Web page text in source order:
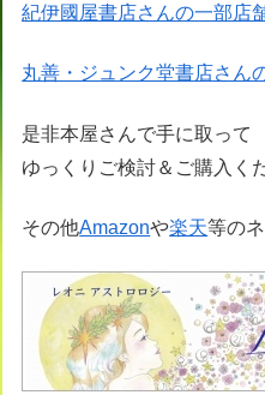
紀伊國屋書店さんの一部店
丸善・ジュンク堂書店さん
是非本屋さんで手に取って
ゆっくりご検討＆ご購入く
その他Amazonや楽天等の